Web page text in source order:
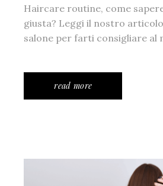
Haircare routine, come
giusta? Leggi il nostro
salone per farti consigliare al
read more